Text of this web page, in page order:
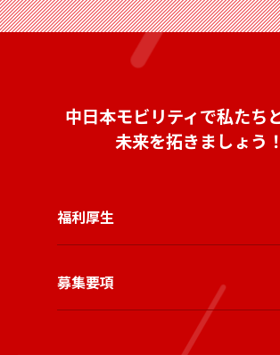
中日本モビリティで私たち
未来を拓きましょう！
福利厚生
募集要項